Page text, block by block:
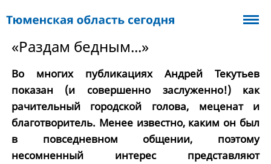
«Раздам бедным...»
Во многих публикациях Андрей Текутьев
показан (и совершенно заслуженно!) как
рачительный городской голова, меценат и
благотворитель. Менее известно, каким он был
в повседневном общении, поэтому
несомненный интерес представляют